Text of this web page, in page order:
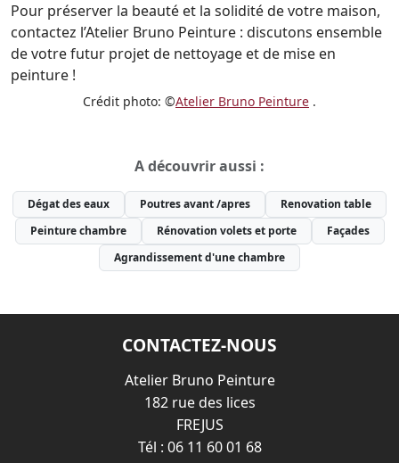
Pour préserver la beauté et la solidité de votre maison,
contactez l’Atelier Bruno Peinture : discutons ensemble
de votre futur projet de nettoyage et de mise en
peinture !
Crédit photo: ©Atelier Bruno Peinture .
A découvrir aussi :
Dégat des eaux Poutres avant /apres
Renovation table
Peinture chambre
Rénovation volets et porte
Façades
Agrandissement d'une chambre
CONTACTEZ-NOUS
Atelier Bruno Peinture
182 rue des lices
FREJUS
Tél : 06 11 60 01 68